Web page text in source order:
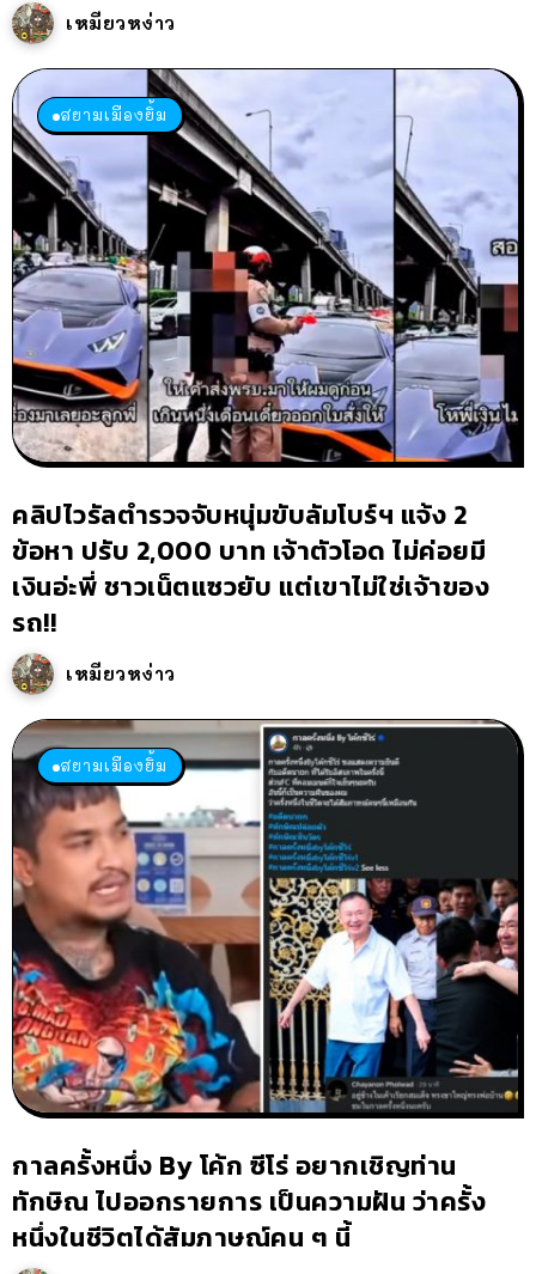
เหมียวหง่าว
สยามเมืองยิ้ม
คลิปไวรัลตำรวจจับหนุ่มขับลัมโบร์ฯ แจ้ง 2
ข้อหา ปรับ 2,000 บาท เจ้าตัวโอด ไม่ค่อยมี
เงินอ่ะพี่ ชาวเน็ตแซวยับ แต่เขาไม่ใช่เจ้าของ
รถ!!
เหมียวหง่าว
สยามเมืองยิ้ม
กาลครั้งหนึ่ง By โค้ก ซีโร่ อยากเชิญท่าน
ทักษิณ ไปออกรายการ เป็นความฝัน ว่าครั้ง
หนึ่งในชีวิตได้สัมภาษณ์คน ๆ นี้